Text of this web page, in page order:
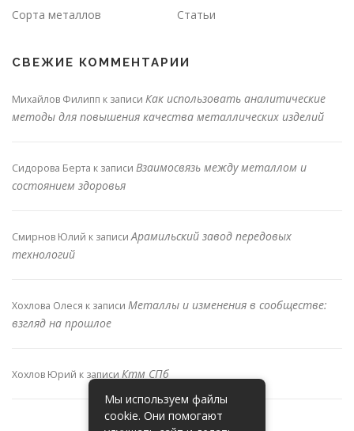
Сорта металлов
Статьи
СВЕЖИЕ КОММЕНТАРИИ
Михайлов Филипп к записи Как использовать аналитические
методы для повышения качества металлических изделий
Сидорова Берта к записи Взаимосвязь между металлом и
состоянием здоровья
Смирнов Юлий к записиАрамильский завод передовых
технологий
Хохлова Олеся к записи Металлы и изменения в сообществе:
взгляд на прошлое
Хохлов Юрий к записи Ктм СПб
Мы используем файлы
cookie. Они помогают